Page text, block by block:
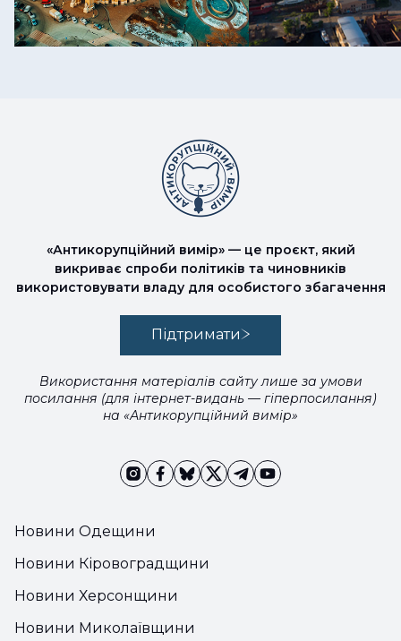
Новини Одещини
Новини Кіровоградщини
Новини Херсонщини
Новини Миколаївщини
«Антикорупційний вимір» — це проєкт, який
викриває спроби політиків та чиновників
використовувати владу для особистого збагачення
Підтримати
Використання матеріалів сайту лише за умови
посилання (для інтернет-видань — гіперпосилання)
на «Антикорупційний вимір»